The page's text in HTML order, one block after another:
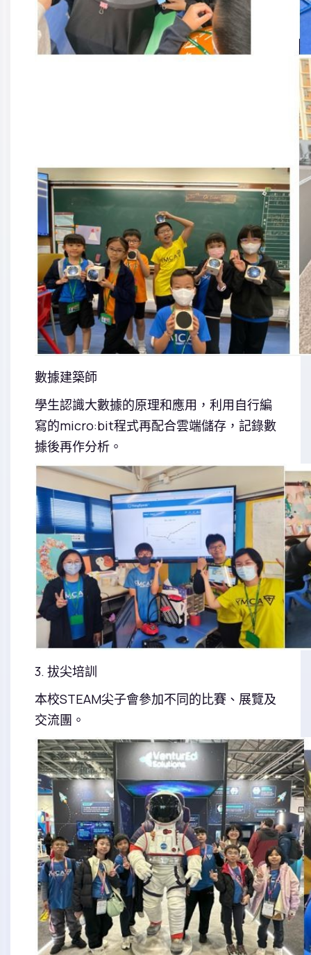
數據建築師
學生認識大數據的原理和應用，利用自行編
寫的micro:bit程式再配合雲端儲存，記錄數
據後再作分析。
3. 拔尖培訓
本校STEAM尖子會參加不同的比賽、展覽及
交流團。